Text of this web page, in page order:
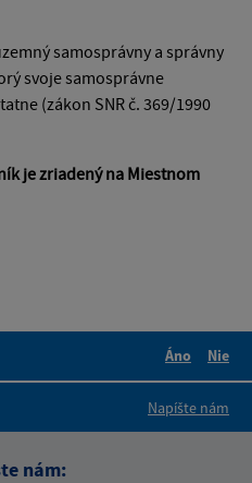
samosprávny a správny
svoje samosprávne
(zákon SNR č. 369/1990
je zriadený na Miestnom
Áno
Nie
Napíšte nám
nám: